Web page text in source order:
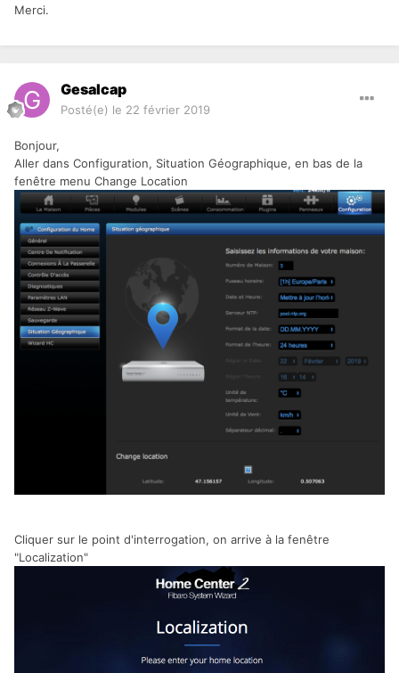
Merci.
Gesalcap
Posté(e) le 22 février 2019
Bonjour,
Aller dans Configuration, Situation Géographique, en bas de la
fenêtre menu Change Location
Cliquer sur le point d'interrogation, on arrive à la fenêtre
"Localization"